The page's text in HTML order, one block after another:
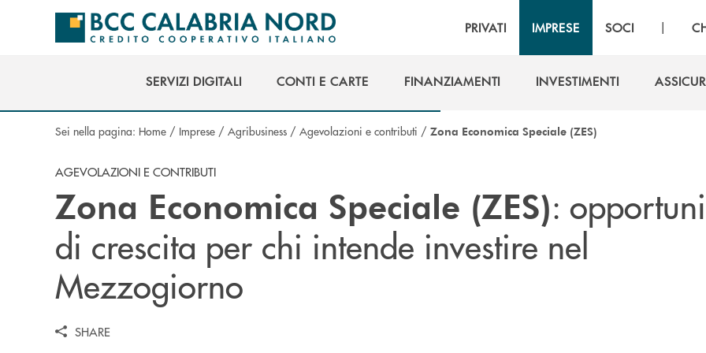
Salta al contenuto principale
PRIVATI IMPRESE SOCI |
SERVIZI DIGITALI
CONTI E CARTE
FINANZIAMENTI
INVESTIMENTI
Sei nella pagina: Home / Imprese / Agribusiness / Agevolazioni e contributi / Zona Economica Speciale (ZES)
AGEVOLAZIONI E CONTRIBUTI
Zona Economica Speciale (ZES):
di crescita per chi intende investire nel
Mezzogiorno
SHARE